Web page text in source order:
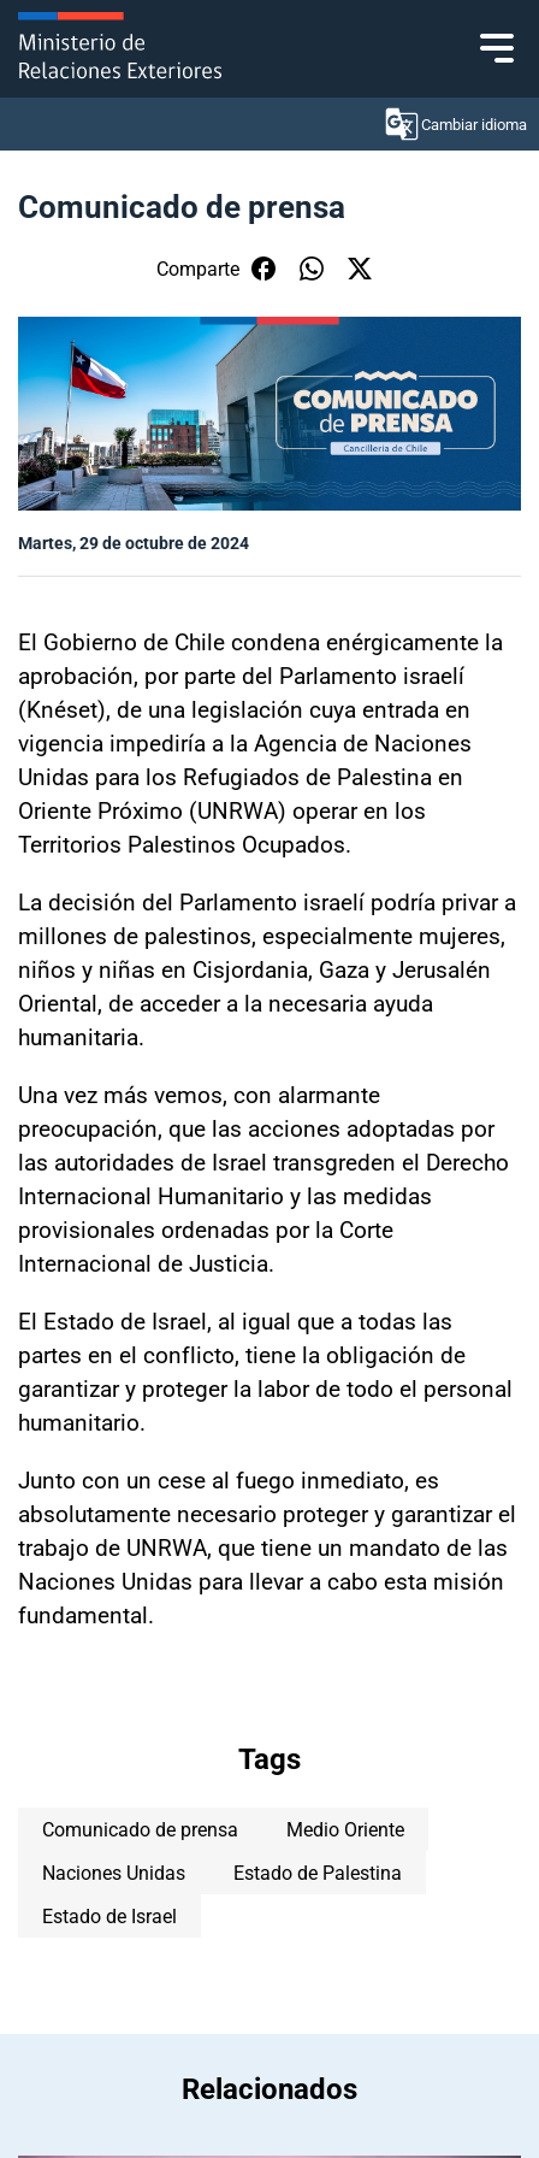
Click acá para ir directamente al contenido
Cambiar idioma
Embajadas y consulados
Servicios ciudadanos
Subsecretaría de Relaciones Económicas
Internacionales
Sala de prensa
modo claro
Comunicado de prensa
Comparte
Martes, 29 de octubre de 2024
El Gobierno de Chile condena enérgicamente la
aprobación, por parte del Parlamento israelí
(Knéset), de una legislación cuya entrada en
vigencia impediría a la Agencia de Naciones
Unidas para los Refugiados de Palestina en
Oriente Próximo (UNRWA) operar en los
Territorios Palestinos Ocupados.
La decisión del Parlamento israelí podría privar a
millones de palestinos, especialmente mujeres,
niños y niñas en Cisjordania, Gaza y Jerusalén
Oriental, de acceder a la necesaria ayuda
humanitaria.
Una vez más vemos, con alarmante
preocupación, que las acciones adoptadas por
las autoridades de Israel transgreden el Derecho
Internacional Humanitario y las medidas
provisionales ordenadas por la Corte
Internacional de Justicia.
El Estado de Israel, al igual que a todas las
partes en el conflicto, tiene la obligación de
garantizar y proteger la labor de todo el personal
humanitario.
Junto con un cese al fuego inmediato, es
absolutamente necesario proteger y garantizar el
trabajo de UNRWA, que tiene un mandato de las
Naciones Unidas para llevar a cabo esta misión
fundamental.
Tags
Comunicado de prensa
Medio Oriente
Naciones Unidas
Estado de Palestina
Estado de Israel
Relacionados